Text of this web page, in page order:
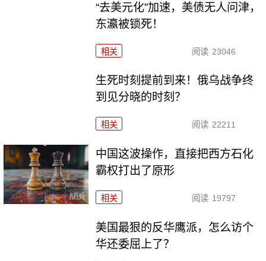
“去美元化”加速，美债无人问津，
东瀛被锁死！
相关 阅读 23046
生死时刻提前到来！俄乌战争终
到见分晓的时刻？
相关 阅读 22211
中国这波操作，直接把西方石化
霸权打出了原形
相关 阅读 19797
美国最狠的反华鹰派，怎么访个
华还委屈上了？